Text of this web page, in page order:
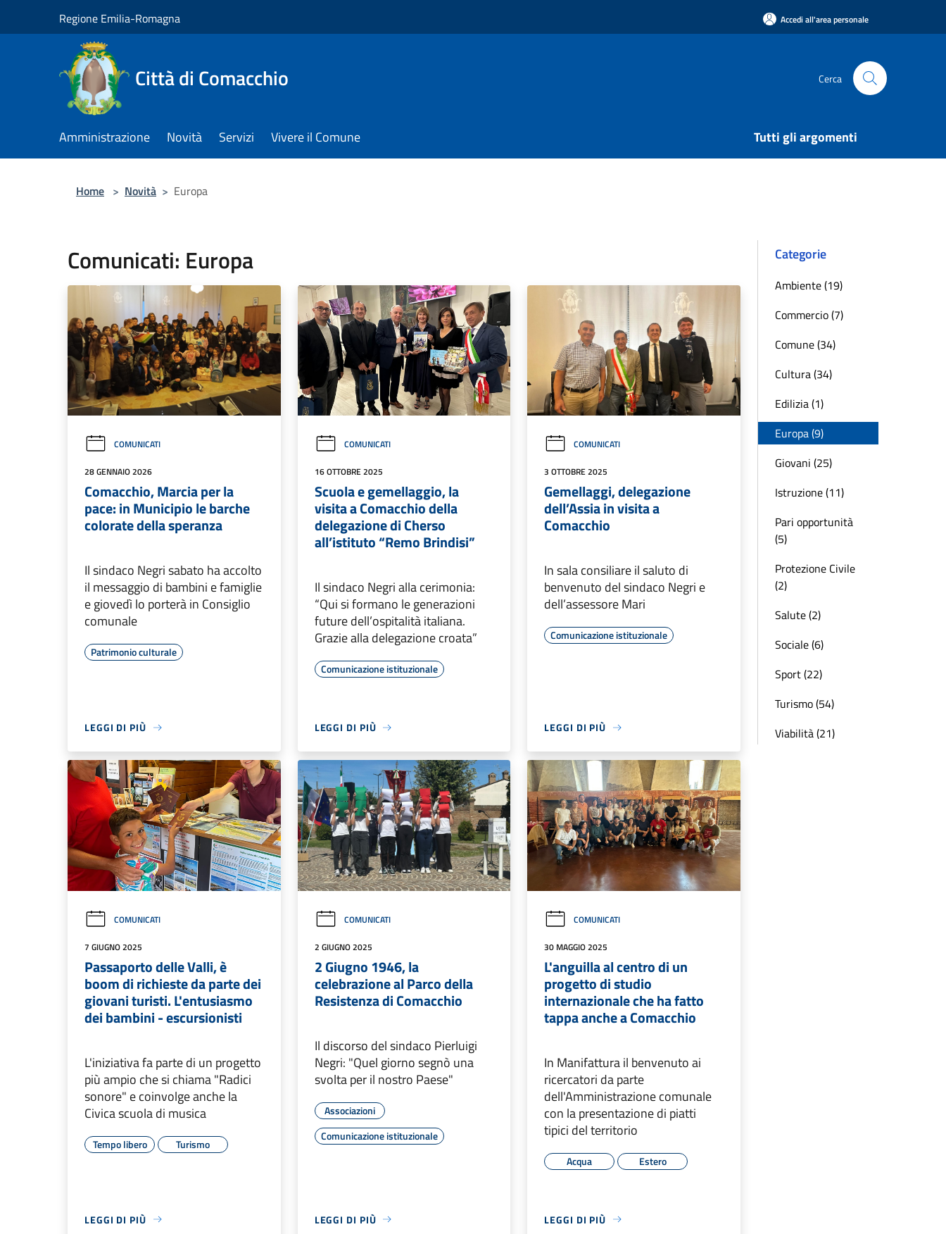
Regione Emilia-Romagna Accedi all'area personale
Città di Comacchio Cerca
Amministrazione Novità Servizi Vivere il Comune Tutti gli argomenti
Home > Novità > Europa
Comunicati: Europa
COMUNICATI
28 GENNAIO 2026
Comacchio, Marcia per la
pace: in Municipio le barche
colorate della speranza
Il sindaco Negri sabato ha accolto
il messaggio di bambini e famiglie
e giovedì lo porterà in Consiglio
comunale
Patrimonio culturale
LEGGI DI PIÙ
COMUNICATI
16 OTTOBRE 2025
Scuola e gemellaggio, la
visita a Comacchio della
delegazione di Cherso
all’istituto “Remo Brindisi”
Il sindaco Negri alla cerimonia:
“Qui si formano le generazioni
future dell’ospitalità italiana.
Grazie alla delegazione croata”
Comunicazione istituzionale
LEGGI DI PIÙ
COMUNICATI
3 OTTOBRE 2025
Gemellaggi, delegazione
dell’Assia in visita a
Comacchio
In sala consiliare il saluto di
benvenuto del sindaco Negri e
dell’assessore Mari
Comunicazione istituzionale
LEGGI DI PIÙ
COMUNICATI
7 GIUGNO 2025
Passaporto delle Valli, è
boom di richieste da parte dei
giovani turisti. L'entusiasmo
dei bambini - escursionisti
L'iniziativa fa parte di un progetto
più ampio che si chiama "Radici
sonore" e coinvolge anche la
Civica scuola di musica
Tempo libero Turismo
LEGGI DI PIÙ
COMUNICATI
2 GIUGNO 2025
2 Giugno 1946, la
celebrazione al Parco della
Resistenza di Comacchio
Il discorso del sindaco Pierluigi
Negri: "Quel giorno segnò una
svolta per il nostro Paese"
Associazioni
Comunicazione istituzionale
LEGGI DI PIÙ
COMUNICATI
30 MAGGIO 2025
L'anguilla al centro di un
progetto di studio
internazionale che ha fatto
tappa anche a Comacchio
In Manifattura il benvenuto ai
ricercatori da parte
dell'Amministrazione comunale
con la presentazione di piatti
tipici del territorio
Acqua Estero
LEGGI DI PIÙ
Categorie
Ambiente (19)
Commercio (7)
Comune (34)
Cultura (34)
Edilizia (1)
Europa (9)
Giovani (25)
Istruzione (11)
Pari opportunità
(5)
Protezione Civile
(2)
Salute (2)
Sociale (6)
Sport (22)
Turismo (54)
Viabilità (21)